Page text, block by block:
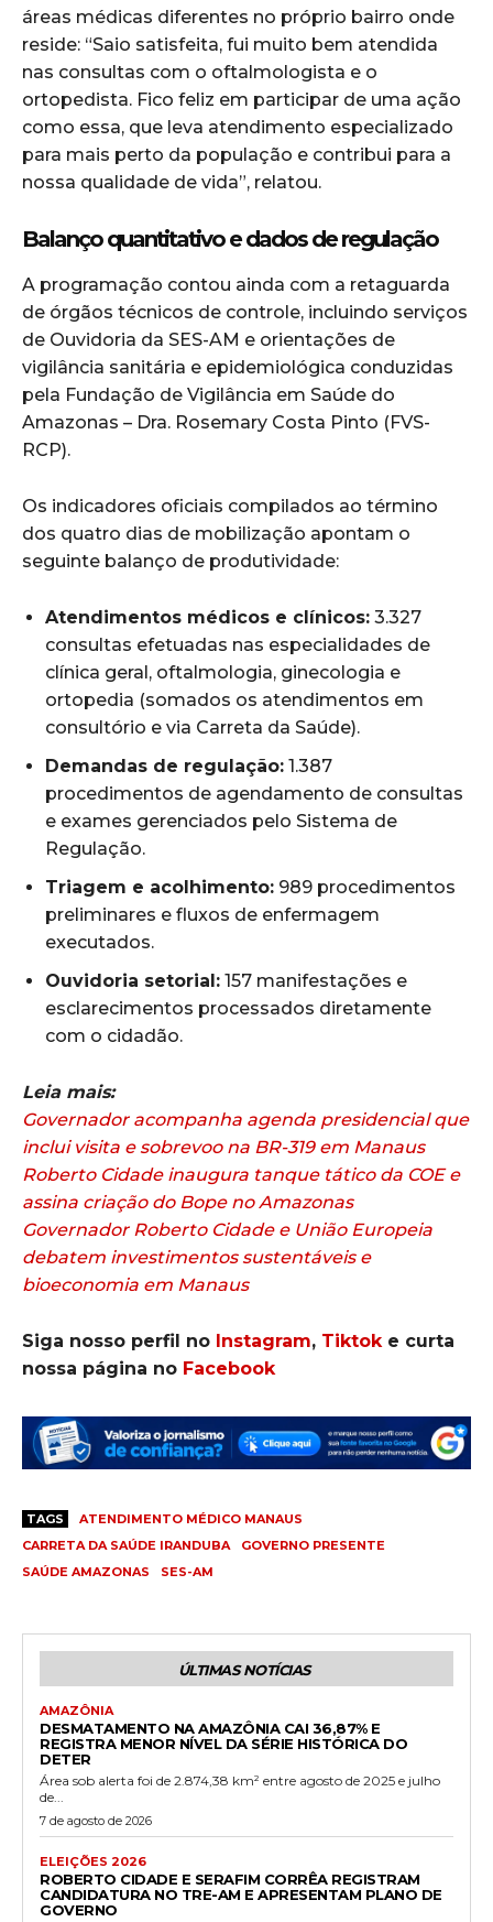
áreas médicas diferentes no próprio bairro onde
reside: “Saio satisfeita, fui muito bem atendida
nas consultas com o oftalmologista e o
ortopedista. Fico feliz em participar de uma ação
como essa, que leva atendimento especializado
para mais perto da população e contribui para a
nossa qualidade de vida”, relatou.
Balanço quantitativo e dados de regulação
A programação contou ainda com a retaguarda
de órgãos técnicos de controle, incluindo serviços
de Ouvidoria da SES-AM e orientações de
vigilância sanitária e epidemiológica conduzidas
pela Fundação de Vigilância em Saúde do
Amazonas – Dra. Rosemary Costa Pinto (FVS-
RCP).
Os indicadores oficiais compilados ao término
dos quatro dias de mobilização apontam o
seguinte balanço de produtividade:
Atendimentos médicos e clínicos: 3.327
consultas efetuadas nas especialidades de
clínica geral, oftalmologia, ginecologia e
ortopedia (somados os atendimentos em
consultório e via Carreta da Saúde).
Demandas de regulação: 1.387
procedimentos de agendamento de consultas
e exames gerenciados pelo Sistema de
Regulação.
Triagem e acolhimento: 989 procedimentos
preliminares e fluxos de enfermagem
executados.
Ouvidoria setorial: 157 manifestações e
esclarecimentos processados diretamente
com o cidadão.
Leia mais:
Governador acompanha agenda presidencial que
inclui visita e sobrevoo na BR-319 em Manaus
Roberto Cidade inaugura tanque tático da COE e
assina criação do Bope no Amazonas
Governador Roberto Cidade e União Europeia
debatem investimentos sustentáveis e
bioeconomia em Manaus
Siga nosso perfil no Instagram, Tiktoke curta
nossa página no Facebook
TAGS
ATENDIMENTO MÉDICO MANAUS
CARRETA DA SAÚDE IRANDUBA
GOVERNO PRESENTE
SAÚDE AMAZONAS
SES-AM
ÚLTIMAS NOTÍCIAS
AMAZÔNIA
DESMATAMENTO NA AMAZÔNIA CAI 36,87% E
REGISTRA MENOR NÍVEL DA SÉRIE HISTÓRICA DO
DETER
Área sob alerta foi de 2.874,38 km² entre agosto de 2025 e julho
de...
7 de agosto de 2026
ELEIÇÕES 2026
ROBERTO CIDADE E SERAFIM CORRÊA REGISTRAM
CANDIDATURA NO TRE-AM E APRESENTAM PLANO DE
GOVERNO